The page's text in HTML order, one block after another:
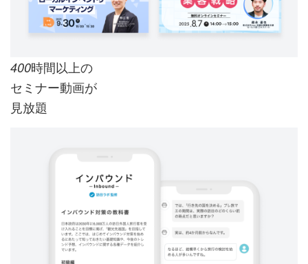
400時間以上の
セミナー動画が
見放題